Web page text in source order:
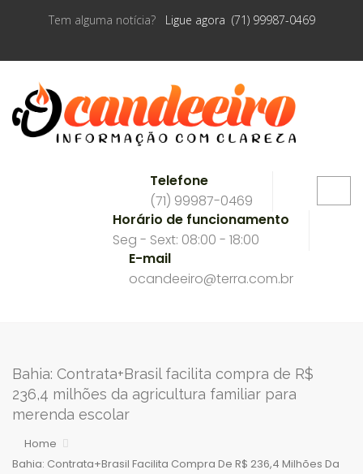
Tem alguma notícia? Ligue agora (71) 99987-0469
Telefone
(71) 99987-0469
Horário de funcionamento
Seg - Sext: 08:00 - 18:00
E-mail
ocandeeiro@terra.com.br
Bahia: Contrata+Brasil facilita compra de R$
236,4 milhões da agricultura familiar para
merenda escolar
Home
Bahia: Contrata+Brasil Facilita Compra De R$ 236,4 Milhões Da